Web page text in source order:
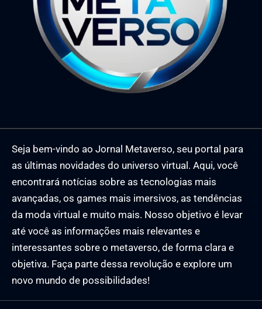
Seja bem-vindo ao Jornal Metaverso, seu portal para
as últimas novidades do universo virtual. Aqui, você
encontrará notícias sobre as tecnologias mais
avançadas, os games mais imersivos, as tendências
da moda virtual e muito mais. Nosso objetivo é levar
até você as informações mais relevantes e
interessantes sobre o metaverso, de forma clara e
objetiva. Faça parte dessa revolução e explore um
novo mundo de possibilidades!